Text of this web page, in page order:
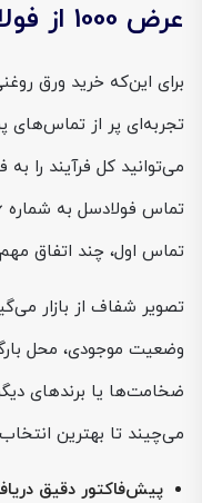
عرض 1000 از فولادسل
تجربه‌ای پر از تماس‌های
می‌توانید کل فرآیند را
تماس اول، چند اتفاق
تصویر شفاف از بازار
وضعیت موجودی، محل
ضخامت‌ها یا برندهای
می‌چیند تا بهترین
پیش‌فاکتور دقیق